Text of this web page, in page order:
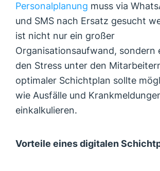
Personalplanung muss via
und SMS nach Ersatz gesucht
ist nicht nur ein großer
Organisationsaufwand, sondern
den Stress unter den
optimaler Schichtplan sollte
wie Ausfälle und
einkalkulieren.
Vorteile eines digitalen